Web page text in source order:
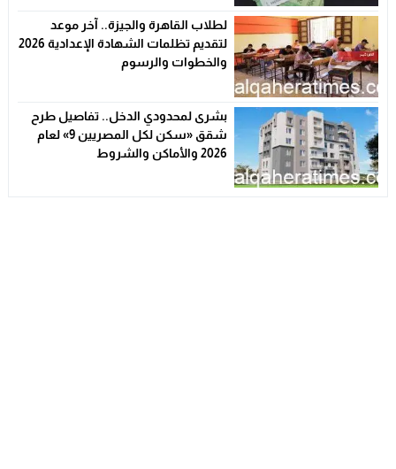
لطلاب القاهرة والجيزة.. آخر موعد
لتقديم تظلمات الشهادة الإعدادية 2026
والخطوات والرسوم
بشرى لمحدودي الدخل.. تفاصيل طرح
شقق «سكن لكل المصريين 9» لعام
2026 والأماكن والشروط